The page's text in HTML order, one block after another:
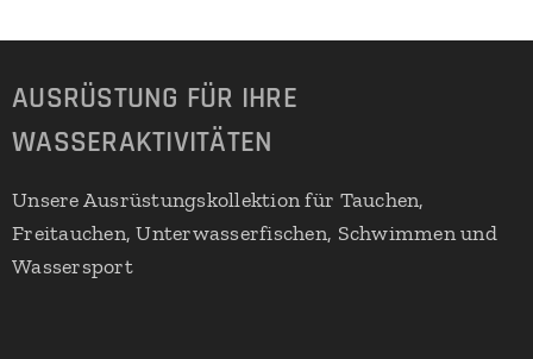
AUSRÜSTUNG FÜR IHRE
WASSERAKTIVITÄTEN
Unsere Ausrüstungskollektion für Tauchen,
Freitauchen, Unterwasserfischen, Schwimmen und
Wassersport